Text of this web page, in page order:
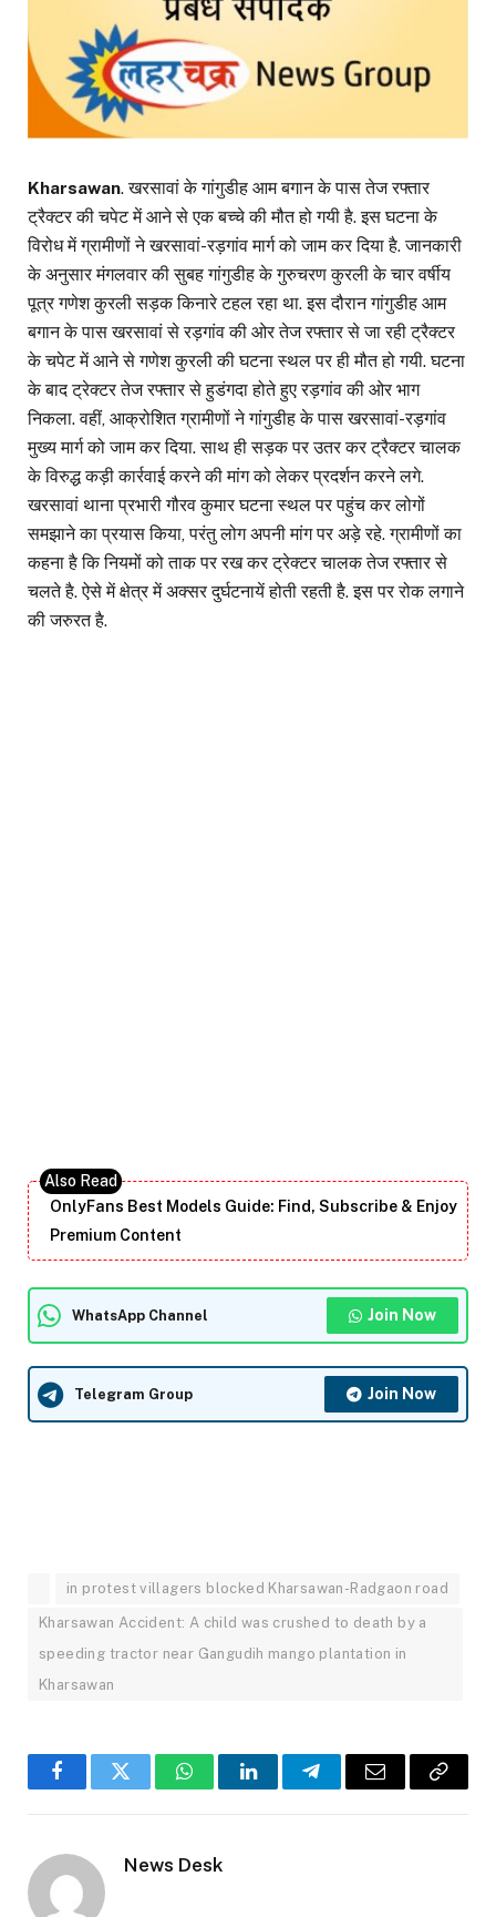
Kharsawan. खरसावां के गांगुडीह आम बगान के पास तेज रफ्तार
ट्रैक्टर की चपेट में आने से एक बच्चे की मौत हो गयी है. इस घटना के
विरोध में ग्रामीणों ने खरसावां-रड़गांव मार्ग को जाम कर दिया है. जानकारी
के अनुसार मंगलवार की सुबह गांगुडीह के गुरुचरण कुरली के चार वर्षीय
पूत्र गणेश कुरली सड़क किनारे टहल रहा था. इस दौरान गांगुडीह आम
बगान के पास खरसावां से रड़गांव की ओर तेज रफ्तार से जा रही ट्रैक्टर
के चपेट में आने से गणेश कुरली की घटना स्थल पर ही मौत हो गयी. घटना
के बाद ट्रेक्टर तेज रफ्तार से हुडंगदा होते हुए रड़गांव की ओर भाग
निकला. वहीं, आक्रोशित ग्रामीणों ने गांगुडीह के पास खरसावां-रड़गांव
मुख्य मार्ग को जाम कर दिया. साथ ही सड़क पर उतर कर ट्रैक्टर चालक
के विरुद्ध कड़ी कार्रवाई करने की मांग को लेकर प्रदर्शन करने लगे.
खरसावां थाना प्रभारी गौरव कुमार घटना स्थल पर पहुंच कर लोगों
समझाने का प्रयास किया, परंतु लोग अपनी मांग पर अड़े रहे. ग्रामीणों का
कहना है कि नियमों को ताक पर रख कर ट्रेक्टर चालक तेज रफ्तार से
चलते है. ऐसे में क्षेत्र में अक्सर दुर्घटनायें होती रहती है. इस पर रोक लगाने
की जरुरत है.
OnlyFans Best Models Guide: Find, Subscribe & Enjoy
Premium Content
WhatsApp Channel Join Now
Telegram Group Join Now
in protest villagers blocked Kharsawan-Radgaon road
Kharsawan Accident: A child was crushed to death by a
speeding tractor near Gangudih mango plantation in
Kharsawan
FacebookTwitter WhatsAppLinkedInTelegramEmail
Copy
News Desk